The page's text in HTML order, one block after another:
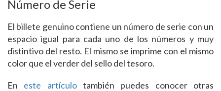
Número de Serie
El billete genuino contiene un número de serie con un
espacio igual para cada uno de los números y muy
distintivo del resto. El mismo se imprime con el mismo
color que el verder del sello del tesoro.
En este artículotambién puedes conocer otras